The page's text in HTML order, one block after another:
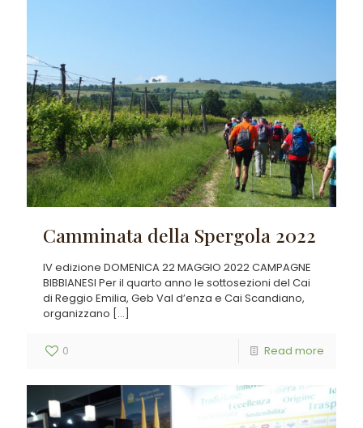
Camminata della Spergola 2022
IV edizione DOMENICA 22 MAGGIO 2022 CAMPAGNE
BIBBIANESI Per il quarto anno le sottosezioni del Cai
di Reggio Emilia, Geb Val d’enza e Cai Scandiano,
organizzano […]
0 Read more